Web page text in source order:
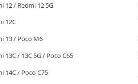
12 / Redmi 12 5G
12C
13 / Poco M6
13C / 13C 5G / Poco C65
14C / Poco C75